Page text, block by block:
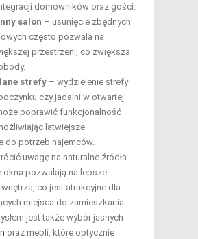
domowników oraz gości.
salon – usunięcie zbędnych
często pozwala na
przestrzeni, co zwiększa
strefy – wydzielenie strefy
czy jadalni w otwartej
poprawić funkcjonalność
łatwiejsze
do potrzeb najemców.
uwagę na naturalne źródła
okna pozwalają na lepsze
co jest atrakcyjne dla
miejsca do zamieszkania.
jest także wybór jasnych
oraz mebli, które optycznie